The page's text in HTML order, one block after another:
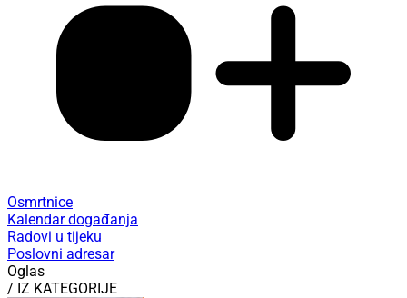
Osmrtnice
Kalendar događanja
Radovi u tijeku
Poslovni adresar
Oglas
/ IZ KATEGORIJE